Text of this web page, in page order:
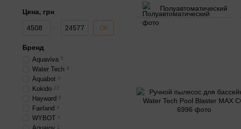
Полуавтоматический
Цена, грн
От Цена, грн
До Цена, грн OK
Бренд
Aquaviva 5
Water Tech 4
Aquabot 4
Kokido 12
Hayward 6
Fairland 4
WYBOT 1
1